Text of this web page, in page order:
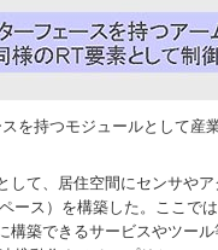
を持つモジュールとして産
て、居住空間にセンサや
ース）を構築した。ここ
築できるサービスやツー